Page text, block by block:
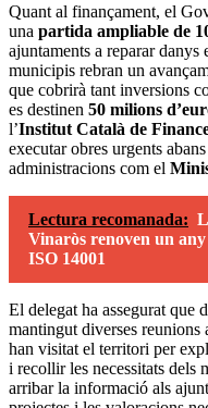
Quant al finançament, el
una partida ampliable de
ajuntaments a reparar
municipis rebran un
que cobrirà tant inversions
es destinen 50 milions
l’Institut Català de
executar obres urgents
administracions com el
Lectura recomanada:
Vinaròs renoven un
ISO 14001
El delegat ha assegurat que
mantingut diverses reunions
han visitat el territori per
i recollir les necessitats dels
arribar la informació als